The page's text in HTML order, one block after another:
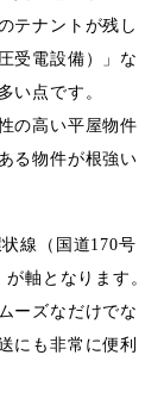
テナントが残し
受電設備）」な
い点です。
の高い平屋物件
る物件が根強い
線（国道170号
が軸となります。
ーズなだけでな
にも非常に便利